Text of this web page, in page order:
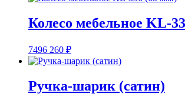
Колесо мебельное KL-
7496 260 ₽
Ручка-шарик (сатин)